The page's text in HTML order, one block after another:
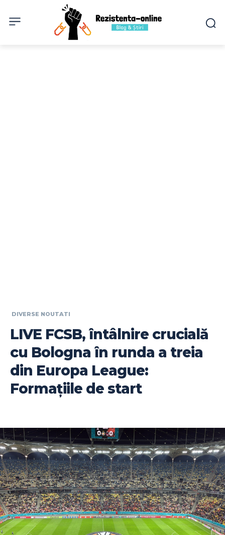
DIVERSE NOUTATI
LIVE FCSB, întâlnire crucială
cu Bologna în runda a treia
din Europa League:
Formațiile de start